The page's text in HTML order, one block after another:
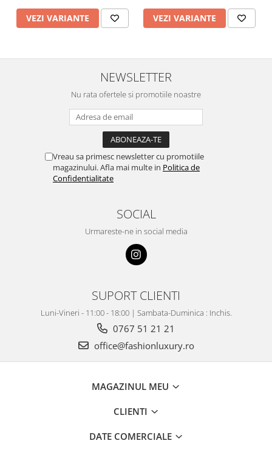
VEZI VARIANTE VEZI VARIANTE
NEWSLETTER
Nu rata ofertele si promotiile noastre
Vreau sa primesc newsletter cu promotiile
magazinului. Afla mai multe in Politica de
Confidentialitate
SOCIAL
Urmareste-ne in social media
SUPORT CLIENTI
Luni-Vineri - 11:00 - 18:00 | Sambata-Duminica : Inchis.
0767 51 21 21
office@fashionluxury.ro
MAGAZINUL MEU
CLIENTI
DATE COMERCIALE